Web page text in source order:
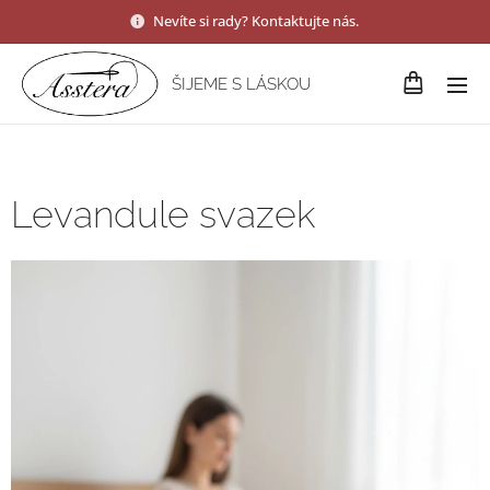
Nevíte si rady? Kontaktujte nás.
ŠIJEME S LÁSKOU
Levandule svazek